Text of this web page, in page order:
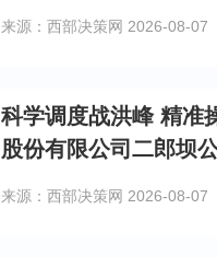
来源：西部决策网 2026-08-07
科学调度战洪峰 精
股份有限公司二郎坝
来源：西部决策网 2026-08-07